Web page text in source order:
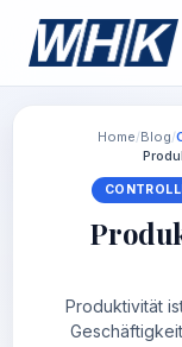
Home/Blog/
Produktivität